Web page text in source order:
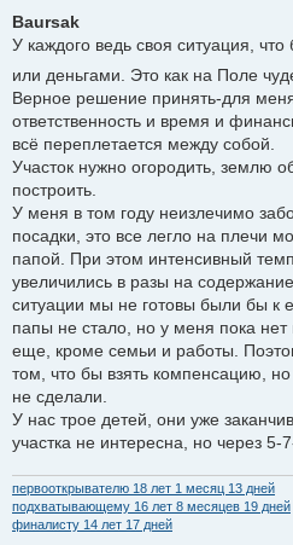
о
б
е
и
е
Baursak
У каждого ведь своя ситуация,
или деньгами. Это как на Поле
Верное решение принять-для
ответственность и время и
всё переплетается между собой.
Участок нужно огородить, землю
построить.
У меня в том году неизлечимо
посадки, это все легло на плечи
папой. При этом интенсивный
увеличились в разы на
ситуации мы не готовы были бы к
папы не стало, но у меня пока
еще, кроме семьи и работы.
том, что бы взять компенсацию,
не сделали.
У нас трое детей, они уже
участка не интересна, но через 5-
первооткрывателю 18 лет 1 месяц 13 дней
подхватывающему 16 лет 8 месяцев 19 дней
финалисту 14 лет 17 дней